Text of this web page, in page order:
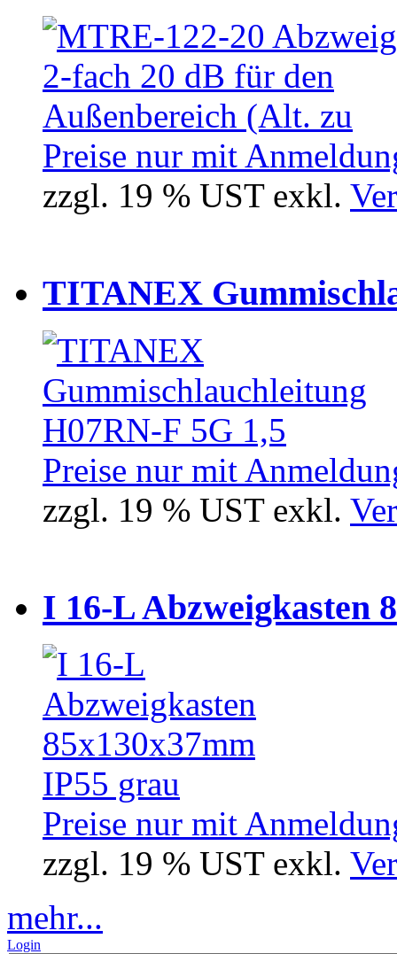
Preise nur mit
zzgl. 19 % UST exkl.
TITANEX
Preise nur mit
zzgl. 19 % UST exkl.
I 16-L Abzweigkasten
Preise nur mit
zzgl. 19 % UST exkl.
mehr...
Login